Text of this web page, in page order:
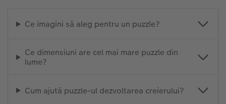
Ce imagini să aleg pentru un puzzle?
Ce dimensiuni are cel mai mare puzzle din
lume?
Cum ajută puzzle-ul dezvoltarea creierului?